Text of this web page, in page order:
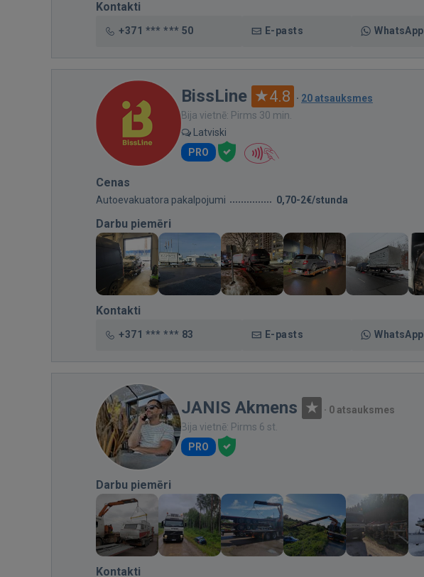
Kontakti
+371 *** *** 50 E-pasts WhatsApp
BissLine 4.8 · 20 atsauksmes
Bija vietnē: Pirms 30 min.
Latviski
PRO
Cenas
Autoevakuatora pakalpojumi 0,70-2€/stunda
Darbu piemēri
Kontakti
+371 *** *** 83 E-pasts WhatsApp
JANIS Akmens · 0 atsauksmes
Bija vietnē: Pirms 6 st.
PRO
Darbu piemēri
Kontakti